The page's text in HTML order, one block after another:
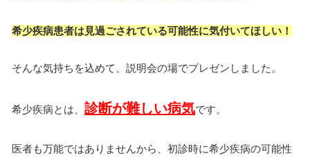
希少疾病患者は見過ごされている可能性に気付いてほしい！
そんな気持ちを込めて、説明会の場でプレゼンしました。
希少疾病とは、 診断が難しい病気です。
医者も万能ではありませんから、初診時に希少疾病の可能性